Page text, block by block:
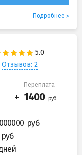
Подробнее
Отзывов: 2
Переплата